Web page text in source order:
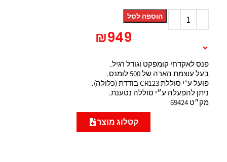
הוספה לסל
₪949
פנס לאקדחי קומפקט וגודל רגיל.
בעל עוצמת הארה של 500 לומנס.
פועל ע”י סוללת CR123 בודדת (כלולה).
ניתן להפעלה ע״י סוללה נטענת.
מק״ט 69424
קטלוג מוצר